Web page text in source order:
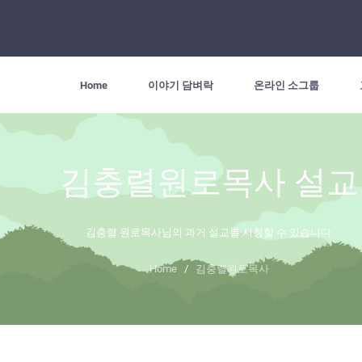
Home 이야기 담벼락 온라인 소그룹
김충렬원로목사 설교
김충렬 원로목사님의 과거 설교를 시청할 수 있습니다.
Home / 김충렬원로목사